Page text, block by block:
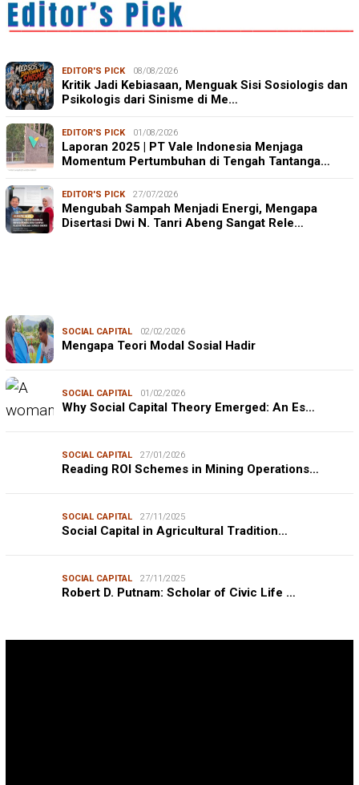
EDITOR'S PICK 08/08/2026
Kritik Jadi Kebiasaan, Menguak Sisi Sosiologis dan
Psikologis dari Sinisme di Me…
EDITOR'S PICK 01/08/2026
Laporan 2025 | PT Vale Indonesia Menjaga
Momentum Pertumbuhan di Tengah Tantanga…
EDITOR'S PICK 27/07/2026
Mengubah Sampah Menjadi Energi, Mengapa
Disertasi Dwi N. Tanri Abeng Sangat Rele…
SOCIAL CAPITAL 02/02/2026
Mengapa Teori Modal Sosial Hadir
SOCIAL CAPITAL 01/02/2026
Why Social Capital Theory Emerged: An Es…
SOCIAL CAPITAL 27/01/2026
Reading ROI Schemes in Mining Operations…
SOCIAL CAPITAL 27/11/2025
Social Capital in Agricultural Tradition…
SOCIAL CAPITAL 27/11/2025
Robert D. Putnam: Scholar of Civic Life …